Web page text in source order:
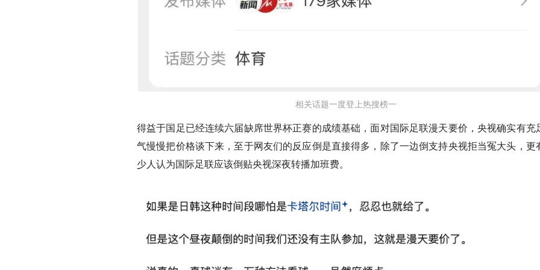
相关话题一度登上热搜榜一
得益于国足已经连续六届缺席世界杯正赛的成绩基础，面对国际足联漫天要价，央视确实有充
气慢慢把价格谈下来，至于网友们的反应倒是直接得多，除了一边倒支持央视拒当冤大头，更
少人认为国际足联应该倒贴央视深夜转播加班费。